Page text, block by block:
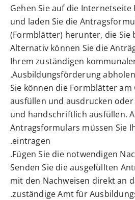
Gehen Sie auf die Internetseite
und laden Sie die
(Formblätter) herunter, die Sie
Alternativ können Sie die
Ihrem zuständigen
Ausbildungsförderung abholen.
Sie können die Formblätter am
ausfüllen und ausdrucken
und handschriftlich ausfüllen.
Antragsformulars müssen Sie
eintragen.
Fügen Sie die notwendigen
Senden Sie die ausgefüllten
mit den Nachweisen direkt an
zuständige Amt für